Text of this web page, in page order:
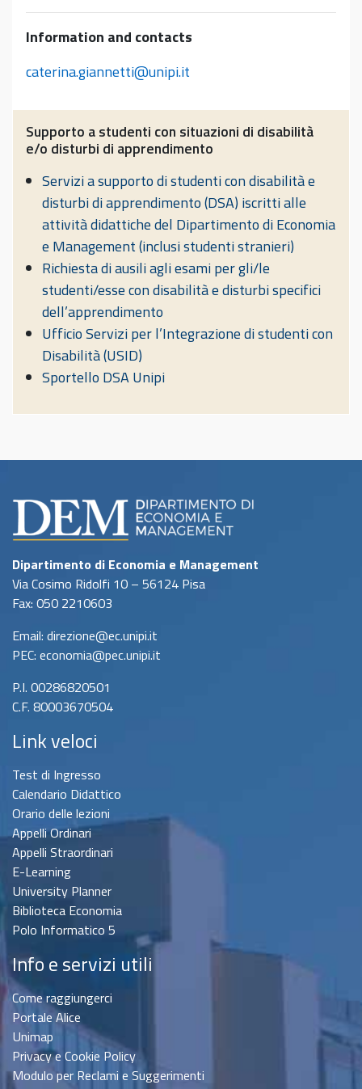
Information and contacts
caterina.giannetti@unipi.it
Supporto a studenti con situazioni di disabilità
e/o disturbi di apprendimento
Servizi a supporto di studenti con disabilità e
disturbi di apprendimento (DSA) iscritti alle
attività didattiche del Dipartimento di Economia
e Management (inclusi studenti stranieri)
Richiesta di ausili agli esami per gli/le
studenti/esse con disabilità e disturbi specifici
dell’apprendimento
Ufficio Servizi per l’Integrazione di studenti con
Disabilità (USID)
Sportello DSA Unipi
Dipartimento di Economia e Management
Via Cosimo Ridolfi 10 – 56124 Pisa
Fax: 050 2210603
Email: direzione@ec.unipi.it
PEC: economia@pec.unipi.it
P.I. 00286820501
C.F. 80003670504
Link veloci
Test di Ingresso
Calendario Didattico
Orario delle lezioni
Appelli Ordinari
Appelli Straordinari
E-Learning
University Planner
Biblioteca Economia
Polo Informatico 5
Info e servizi utili
Come raggiungerci
Portale Alice
Unimap
Privacy e Cookie Policy
Modulo per Reclami e Suggerimenti